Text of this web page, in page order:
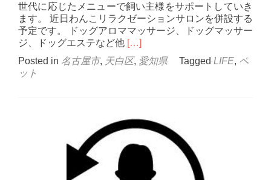
世代に応じたメニューで飼い主様をサポートしていき
ます。 近日わんこリラクゼーションサロンを併設する
予定です。 ドッグアロママッサージ、ドッグマッサー
ジ、ドッグエステなど他 Read
more
about
園
[…]
Posted in 名古屋市, 天白区, 愛知県 Tagged LIFE, ペ
ット